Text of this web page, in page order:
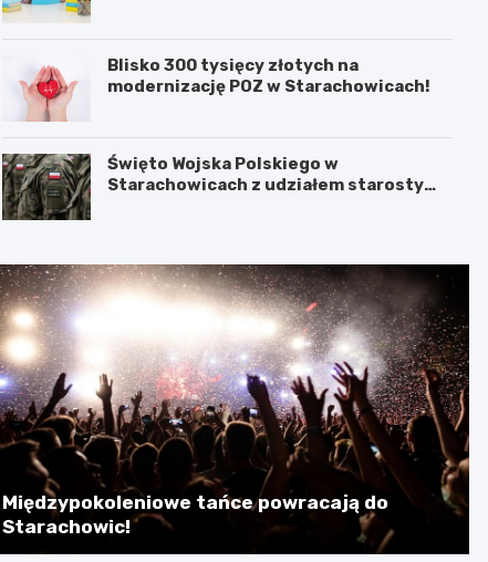
Blisko 300 tysięcy złotych na
modernizację POZ w Starachowicach!
Święto Wojska Polskiego w
Starachowicach z udziałem starosty
Międzypokoleniowe tańce powracają do
Starachowic!